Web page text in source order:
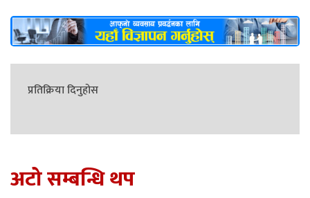
प्रतिक्रिया दिनुहोस
अटो सम्बन्धि थप